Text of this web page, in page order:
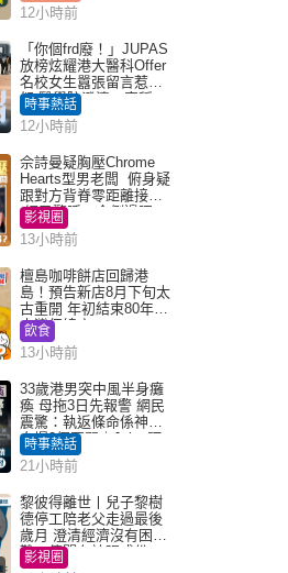
12小時前
「你個frd廢！」JUPAS
放榜炫耀港大醫科Offer
名校女生囂張留言惹眾
怒 醫學院澄清：宣稱
「40.5分獲錄取」不符事
實｜Juicy叮
時事熱話
12小時前
佘詩曼疑胸壓Chrome
Hearts型男老闆 俯身疑
跟對方背脊零距離接觸
網民驚呼：企側邊唔
得？
影視圈
13小時前
檀島咖啡餅店回歸港
島！預告新店8月下旬太
古重開 年初結束80年歷
史灣仔總店
飲食
13小時前
33歲港男突中風半身癱
瘓 母拖3日先報警 網民
震驚：執返條命係神蹟
自爆2個惡習｜Juicy叮
時事熱話
21小時前
黎彼得離世丨兒子黎樹
德停工陪老父走過最後
歲月 澄清經濟沒有困
難：傳聞有誇張成份
影視圈